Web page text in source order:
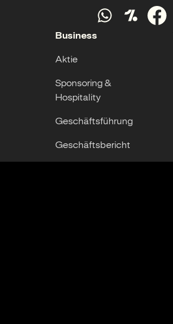
Business
Aktie
Sponsoring &
Hospitality
Geschäftsführung
Geschäftsbericht